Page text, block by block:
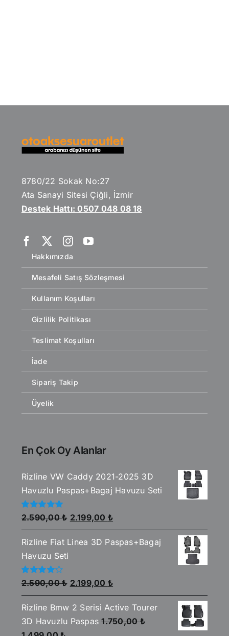
8780/22 Sokak No:27
Ata Sanayi Sitesi Çiğli, İzmir
Destek Hattı: 0507 048 08 18
Hakkımızda
Mesafeli Satış Sözleşmesi
Kullanım Koşulları
Gizlilik Politikası
Teslimat Koşulları
İade
Sipariş Takip
Üyelik
En Çok Oy Alanlar
Rizline VW Caddy 2021-2025 3D
Havuzlu Paspas+Bagaj Havuzu Seti
5
üzerinden
5.00oy aldı
2.590,00₺ Orijinal
fiyat:
2.590,00 ₺.
2.199,00 ₺Şu
andaki
fiyat:
Rizline Fiat Linea 3D Paspas+Bagaj
Havuzu Seti
5
üzerinden
4.00oy
aldı
2.590,00₺ Orijinal
fiyat:
2.590,00 ₺.
2.199,00 ₺Şu
andaki
fiyat:
2.199,00 ₺.
Rizline Bmw 2 Serisi Active Tourer
3D Havuzlu Paspas 1.750,00₺